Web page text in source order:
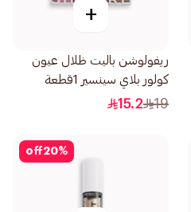
+
ريفولوشن باليت ظلال عيون
كولور بلاي سينسير 1قطعة
19
15.2
20%
off